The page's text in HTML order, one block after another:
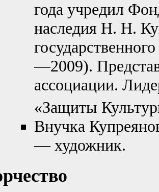
года учредил
наследия Н. Н.
—2009).
ассоциации.
«Защиты
Внучка
— художник.